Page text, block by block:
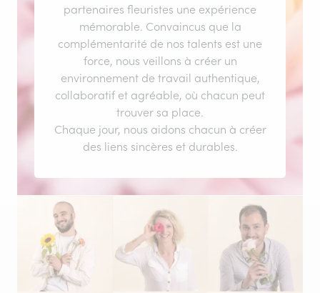
partenaires fleuristes une expérience
mémorable. Convaincus que la
complémentarité de nos talents est une
force, nous veillons à créer un
environnement de travail authentique,
collaboratif et agréable, où chacun peut
trouver sa place.
Chaque jour, nous aidons chacun à créer
des liens sincères et durables.